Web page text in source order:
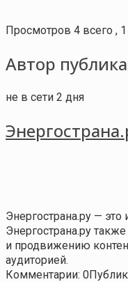
Просмотров 4 всего , 1
Автор
не в сети 2 дня
Энергострана.ру —
Энергострана.ру
и продвижению
аудиторией.
Комментарии: 0